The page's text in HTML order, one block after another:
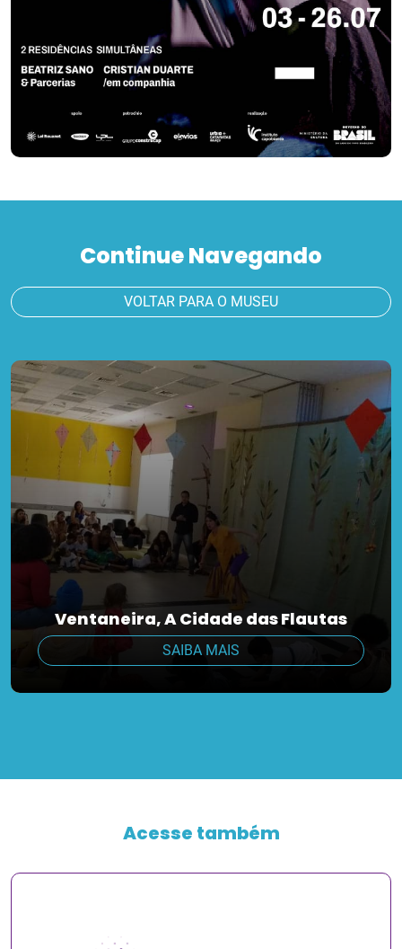
Continue Navegando
VOLTAR PARA O MUSEU
Ventaneira, A Cidade das Flautas
SAIBA MAIS
Acesse também